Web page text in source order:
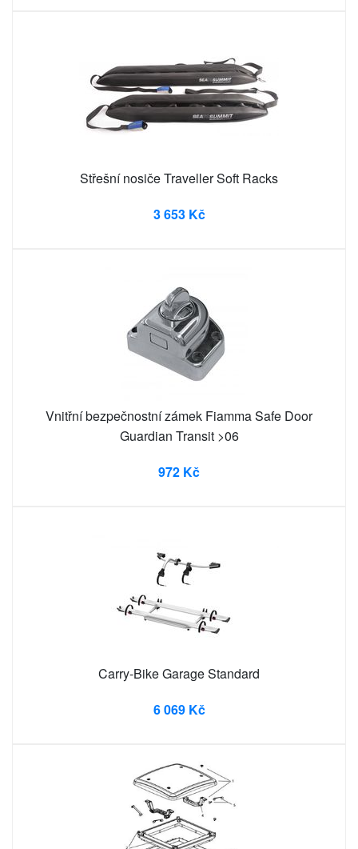
Střešní nosiče Traveller Soft Racks
3 653 Kč
Vnitřní bezpečnostní zámek Fiamma Safe Door
Guardian Transit >06
972 Kč
Carry-Bike Garage Standard
6 069 Kč